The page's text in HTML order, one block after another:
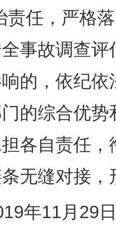
责任，严格
事故调查
的，依纪
的综合优
各自责任，
无缝对接，
11月29日